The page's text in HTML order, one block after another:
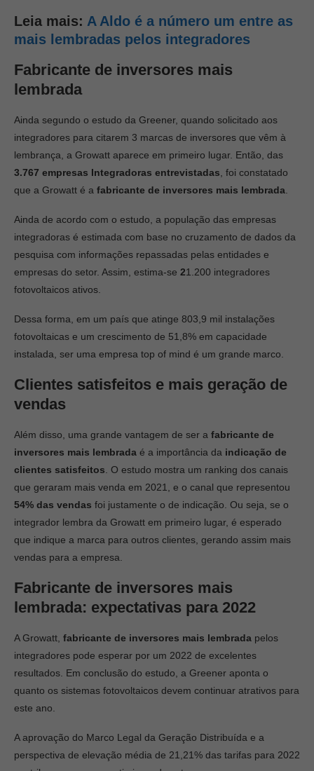
Leia mais: A Aldo é a número um entre as
mais lembradas pelos integradores
Fabricante de inversores mais
lembrada
Ainda segundo o estudo da Greener, quando solicitado aos
integradores para citarem 3 marcas de inversores que vêm à
lembrança, a Growatt aparece em primeiro lugar. Então, das
3.767 empresas Integradoras entrevistadas , foi constatado
que a Growatt é a fabricante de inversores mais lembrada
Ainda de acordo com o estudo, a população das empresas
integradoras é estimada com base no cruzamento de dados da
pesquisa com informações repassadas pelas entidades e
empresas do setor. Assim, estima-se 21.200 integradores
fotovoltaicos ativos.
Dessa forma, em um país que atinge 803,9 mil instalações
fotovoltaicas e um crescimento de 51,8% em capacidade
instalada, ser uma empresa top of mind é um grande marco.
Clientes satisfeitos e mais geração de
vendas
Além disso, uma grande vantagem de ser a fabricante de
inversores mais lembrada é a importância da indicação de
clientes satisfeitos . O estudo mostra um ranking dos canais
que geraram mais venda em 2021, e o canal que representou
54% das vendas foi justamente o de indicação. Ou seja, se o
integrador lembra da Growatt em primeiro lugar, é esperado
que indique a marca para outros clientes, gerando assim mais
vendas para a empresa.
Fabricante de inversores mais
lembrada: expectativas para 2022
A Growatt, fabricante de inversores mais lembrada pelos
integradores pode esperar por um 2022 de excelentes
resultados. Em conclusão do estudo, a Greener aponta o
quanto os sistemas fotovoltaicos devem continuar atrativos para
este ano.
A aprovação do Marco Legal da Geração Distribuída e a
perspectiva de elevação média de 21,21% das tarifas para 2022